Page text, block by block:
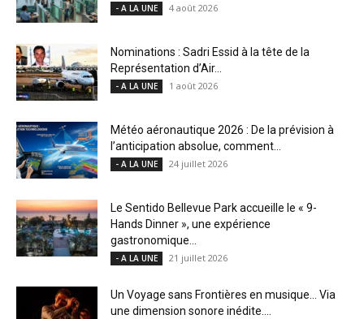
- A LA UNE 4 août 2026
Nominations : Sadri Essid à la tête de la
Représentation d’Air...
- A LA UNE 1 août 2026
Météo aéronautique 2026 : De la prévision à
l’anticipation absolue, comment...
- A LA UNE 24 juillet 2026
Le Sentido Bellevue Park accueille le « 9-
Hands Dinner », une expérience
gastronomique...
- A LA UNE 21 juillet 2026
Un Voyage sans Frontières en musique… Via
une dimension sonore inédite....